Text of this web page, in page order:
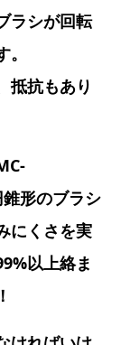
ラシが回転
抵抗もあり
形のブラシ
にくさを実
以上絡ま